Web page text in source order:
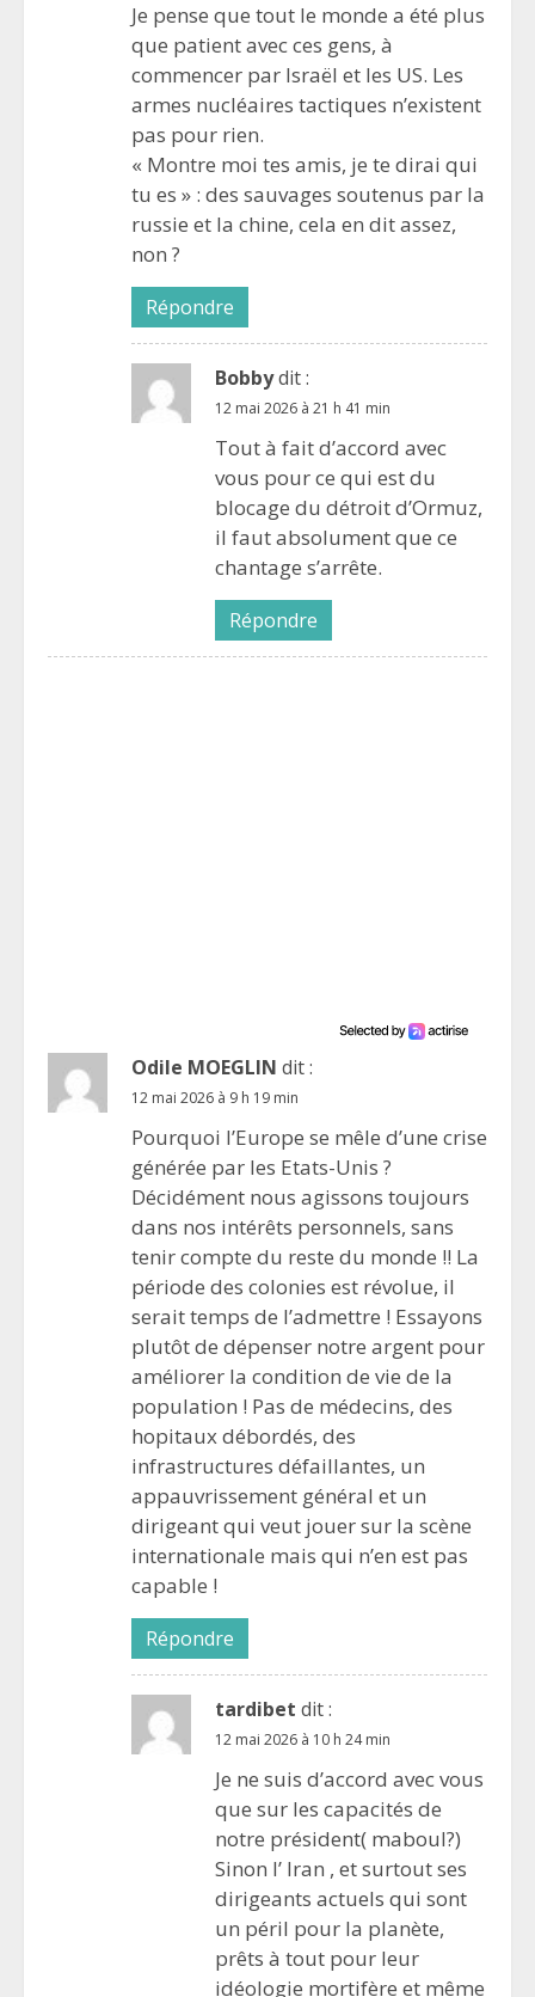
Je pense que tout le monde a été plus
que patient avec ces gens, à
commencer par Israël et les US. Les
armes nucléaires tactiques n’existent
pas pour rien.
« Montre moi tes amis, je te dirai qui
tu es » : des sauvages soutenus par la
russie et la chine, cela en dit assez,
non ?
Répondre
Bobbydit :
12 mai 2026 à 21 h 41 min
Tout à fait d’accord avec
vous pour ce qui est du
blocage du détroit d’Ormuz,
il faut absolument que ce
chantage s’arrête.
Répondre
Odile MOEGLIN dit :
12 mai 2026 à 9 h 19 min
Pourquoi l’Europe se mêle d’une crise
générée par les Etats-Unis ?
Décidément nous agissons toujours
dans nos intérêts personnels, sans
tenir compte du reste du monde !! La
période des colonies est révolue, il
serait temps de l’admettre ! Essayons
plutôt de dépenser notre argent pour
améliorer la condition de vie de la
population ! Pas de médecins, des
hopitaux débordés, des
infrastructures défaillantes, un
appauvrissement général et un
dirigeant qui veut jouer sur la scène
internationale mais qui n’en est pas
capable !
Répondre
tardibet dit :
12 mai 2026 à 10 h 24 min
Je ne suis d’accord avec vous
que sur les capacités de
notre président( maboul?)
Sinon l’ lran , et surtout ses
dirigeants actuels qui sont
un péril pour la planète,
prêts à tout pour leur
idéologie mortifère et même